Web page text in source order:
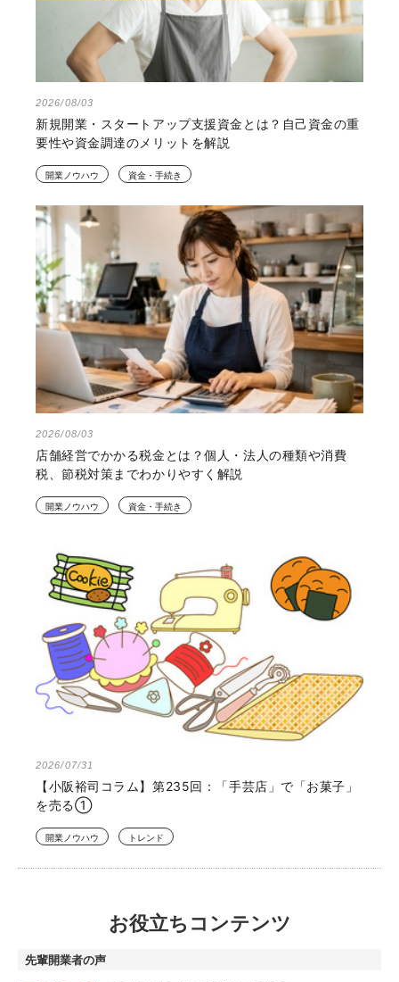
2026/08/03
新規開業・スタートアップ支援資金とは？自己資金の重
要性や資金調達のメリットを解説
開業ノウハウ 資金・手続き
2026/08/03
店舗経営でかかる税金とは？個人・法人の種類や消費
税、節税対策までわかりやすく解説
開業ノウハウ 資金・手続き
2026/07/31
【小阪裕司コラム】第235回：「手芸店」で「お菓子」
を売る①
開業ノウハウ トレンド
お役立ちコンテンツ
先輩開業者の声